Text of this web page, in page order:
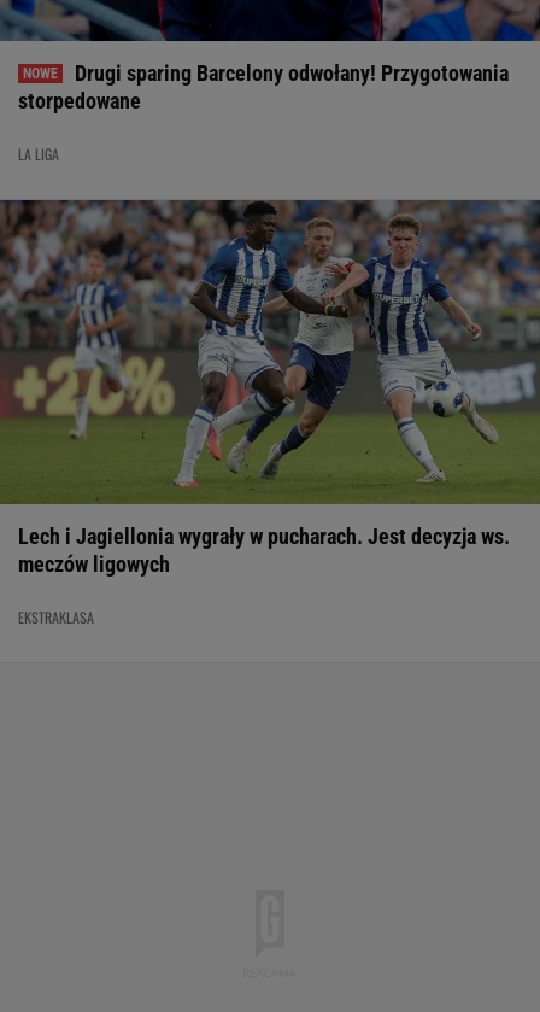
Drugi sparing Barcelony odwołany! Przygotowania
storpedowane
LA LIGA
Lech i Jagiellonia wygrały w pucharach. Jest decyzja ws.
meczów ligowych
EKSTRAKLASA